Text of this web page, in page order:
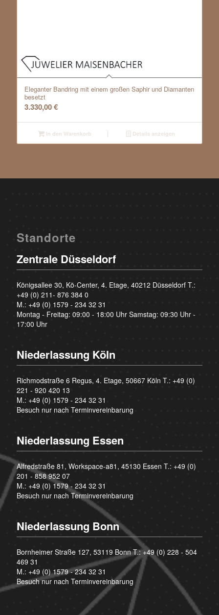
Eleganter Bandring mit einem großen Saphir und Diamanten
besetzt
3.330,00€
In den Warenkorb Details anzeigen
Standorte
Zentrale Düsseldorf
Königsallee 30, Kö-Center, 4. Etage, 40212 Düsseldorf T.:
+49 (0) 211- 876 384 0
M.: +49 (0) 1579 - 234 32 31
Montag - Freitag: 09:00 - 18:00 Uhr Samstag: 09:30 Uhr -
17:00 Uhr
Niederlassung Köln
Richmodstraße 6 Regus, 4. Etage, 50667 Köln T.: +49 (0)
221 - 920 420 13
M.: +49 (0) 1579 - 234 32 31
Besuch nur nach Terminvereinbarung
Niederlassung Essen
Alfredstraße 81, Workspace-a81, 45130 Essen T.: +49 (0)
201 - 858 952 07
M.: +49 (0) 1579 - 234 32 31
Besuch nur nach Terminvereinbarung
Niederlassung Bonn
Bornheimer Straße 127, 53119 Bonn T.:+49 (0) 228 - 504
469 31
M.: +49 (0) 1579 - 234 32 31
Besuch nur nach Terminvereinbarung